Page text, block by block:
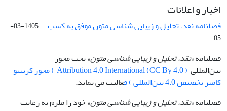
اخبار و اعلانات
فصلنامه نقد، تحلیل و زیبایی شناسی متون موفق به کسب ...
1405-03-
05
فصلنامه«نقد، تحلیل و زیبایی شناسی متون»تحت مجوز
بین‌المللی
Attribution 4.0 International (CC By 4.0 ) ( مجوز کریتیو
کامنز تخصیص 4.0 بین‌المللی ) ف
عالیت می نماید.
فصلنامه«نقد، تحلیل و زیبایی شناسی متون»خود را ملزم به رعایت